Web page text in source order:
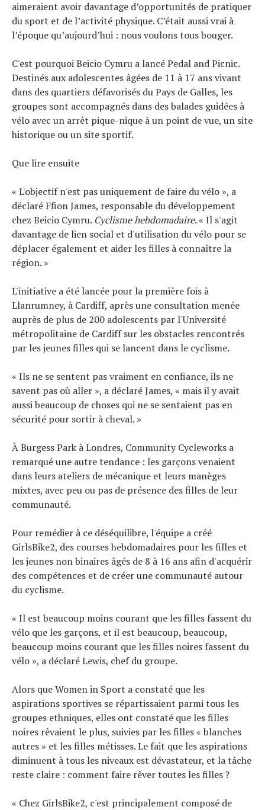
aimeraient avoir davantage d’opportunités de pratiquer
du sport et de l’activité physique. C’était aussi vrai à
l’époque qu’aujourd’hui : nous voulons tous bouger.
C'est pourquoi Beicio Cymru a lancé Pedal and Picnic.
Destinés aux adolescentes âgées de 11 à 17 ans vivant
dans des quartiers défavorisés du Pays de Galles, les
groupes sont accompagnés dans des balades guidées à
vélo avec un arrêt pique-nique à un point de vue, un site
historique ou un site sportif.
Que lire ensuite
« L'objectif n'est pas uniquement de faire du vélo », a
déclaré Ffion James, responsable du développement
chez Beicio Cymru. Cyclisme hebdomadaire. « Il s'agit
davantage de lien social et d'utilisation du vélo pour se
déplacer également et aider les filles à connaître la
région. »
L'initiative a été lancée pour la première fois à
Llanrumney, à Cardiff, après une consultation menée
auprès de plus de 200 adolescents par l'Université
métropolitaine de Cardiff sur les obstacles rencontrés
par les jeunes filles qui se lancent dans le cyclisme.
« Ils ne se sentent pas vraiment en confiance, ils ne
savent pas où aller », a déclaré James, « mais il y avait
aussi beaucoup de choses qui ne se sentaient pas en
sécurité pour sortir à cheval. »
À Burgess Park à Londres, Community Cycleworks a
remarqué une autre tendance : les garçons venaient
dans leurs ateliers de mécanique et leurs manèges
mixtes, avec peu ou pas de présence des filles de leur
communauté.
Pour remédier à ce déséquilibre, l'équipe a créé
GirlsBike2, des courses hebdomadaires pour les filles et
les jeunes non binaires âgés de 8 à 16 ans afin d'acquérir
des compétences et de créer une communauté autour
du cyclisme.
« Il est beaucoup moins courant que les filles fassent du
vélo que les garçons, et il est beaucoup, beaucoup,
beaucoup moins courant que les filles noires fassent du
vélo », a déclaré Lewis, chef du groupe.
Alors que Women in Sport a constaté que les
aspirations sportives se répartissaient parmi tous les
groupes ethniques, elles ont constaté que les filles
noires rêvaient le plus, suivies par les filles « blanches
autres » et les filles métisses. Le fait que les aspirations
diminuent à tous les niveaux est dévastateur, et la tâche
reste claire : comment faire rêver toutes les filles ?
« Chez GirlsBike2, c'est principalement composé de